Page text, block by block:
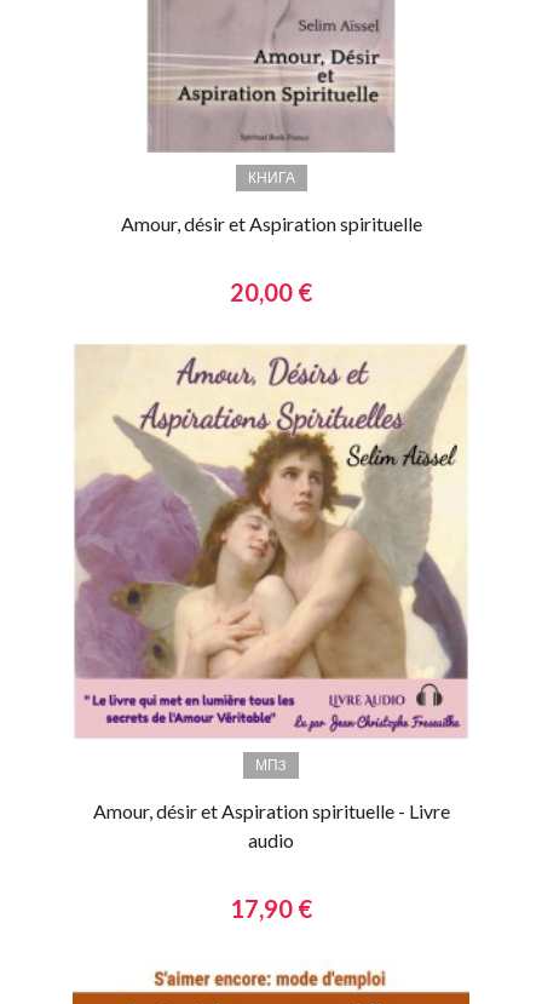
КНИГА
Amour, désir et Aspiration spirituelle
20,00 €
МП3
Amour, désir et Aspiration spirituelle - Livre
audio
17,90 €